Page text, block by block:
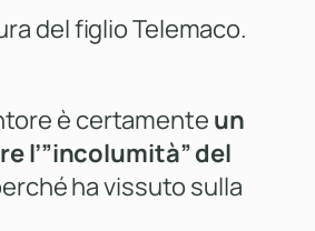
del figlio Telemaco.
è certamente un
l’”incolumità” del
ha vissuto sulla